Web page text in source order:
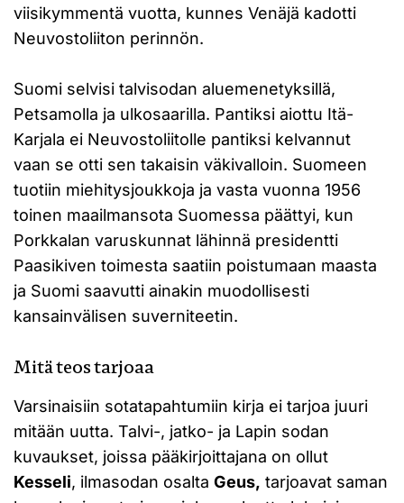
viisikymmentä vuotta, kunnes Venäjä kadotti
Neuvostoliiton perinnön.
Suomi selvisi talvisodan aluemenetyksillä,
Petsamolla ja ulkosaarilla. Pantiksi aiottu Itä-
Karjala ei Neuvostoliitolle pantiksi kelvannut
vaan se otti sen takaisin väkivalloin. Suomeen
tuotiin miehitysjoukkoja ja vasta vuonna 1956
toinen maailmansota Suomessa päättyi, kun
Porkkalan varuskunnat lähinnä presidentti
Paasikiven toimesta saatiin poistumaan maasta
ja Suomi saavutti ainakin muodollisesti
kansainvälisen suverniteetin.
Mitä teos tarjoaa
Varsinaisiin sotatapahtumiin kirja ei tarjoa juuri
mitään uutta. Talvi-, jatko- ja Lapin sodan
kuvaukset, joissa pääkirjoittajana on ollut
Kesseli, ilmasodan osalta Geus, tarjoavat saman